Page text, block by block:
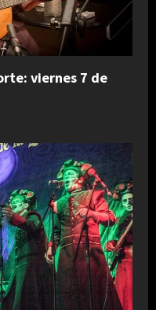
viernes 7 de